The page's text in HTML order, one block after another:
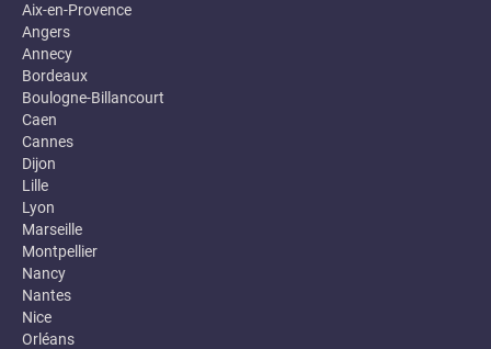
Aix-en-Provence
Angers
Annecy
Bordeaux
Boulogne-Billancourt
Caen
Cannes
Dijon
Lille
Lyon
Marseille
Montpellier
Nancy
Nantes
Nice
Orléans